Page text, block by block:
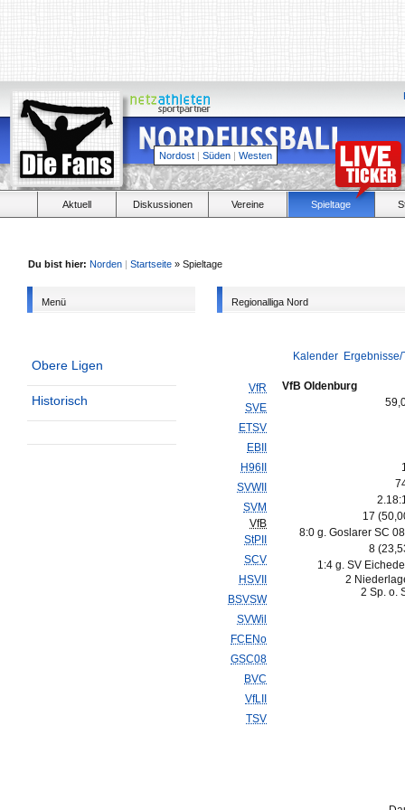
Nordost | Süden | Westen
Aktuell Diskussionen Vereine Spieltage
Du bist hier: Norden | Startseite » Spieltage
Menü
Obere Ligen
Historisch
Regionalliga Nord
Kalender
VfR
SVE
ETSV
EBII
H96II
SVWII
SVM
VfB
StPII
SCV
HSVII
BSVSW
SVWil
FCENo
GSC08
BVC
VfLII
TSV
VfB Oldenburg
17
8:0 g. Goslarer SC
8
1:4 g. SV
2
2 Sp. o.